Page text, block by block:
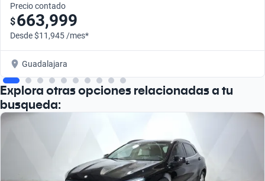
Precio contado
$663,999
Desde $11,945 /mes*
Guadalajara
Explora otras opciones relacionadas a tu
busqueda: